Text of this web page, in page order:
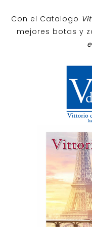
Con el Catalogo
mejores botas y